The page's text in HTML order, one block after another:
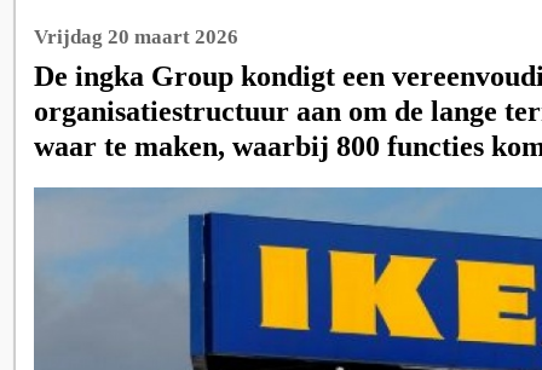
Vrijdag 20 maart 2026
De ingka Group kondigt een
organisatiestructuur aan om de lange
waar te maken, waarbij 800 functies